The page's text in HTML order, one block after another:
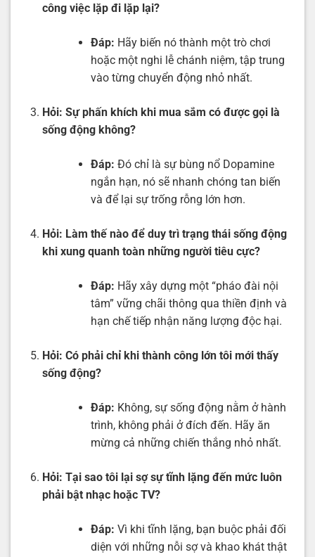
công việc lặp đi lặp lại?
Đáp: Hãy biến nó thành một trò chơi
hoặc một nghi lễ chánh niệm, tập trung
vào từng chuyển động nhỏ nhất.
Hỏi: Sự phấn khích khi mua sắm có được gọi là
sống động không?
Đáp: Đó chỉ là sự bùng nổ Dopamine
ngắn hạn, nó sẽ nhanh chóng tan biến
và để lại sự trống rỗng lớn hơn.
Hỏi: Làm thế nào để duy trì trạng thái sống động
khi xung quanh toàn những người tiêu cực?
Đáp: Hãy xây dựng một “pháo đài nội
tâm” vững chãi thông qua thiền định và
hạn chế tiếp nhận năng lượng độc hại.
Hỏi: Có phải chỉ khi thành công lớn tôi mới thấy
sống động?
Đáp: Không, sự sống động nằm ở hành
trình, không phải ở đích đến. Hãy ăn
mừng cả những chiến thắng nhỏ nhất.
Hỏi: Tại sao tôi lại sợ sự tĩnh lặng đến mức luôn
phải bật nhạc hoặc TV?
Đáp: Vì khi tĩnh lặng, bạn buộc phải đối
diện với những nỗi sợ và khao khát thật